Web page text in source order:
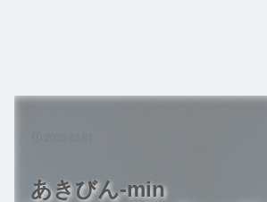
あきびん-min